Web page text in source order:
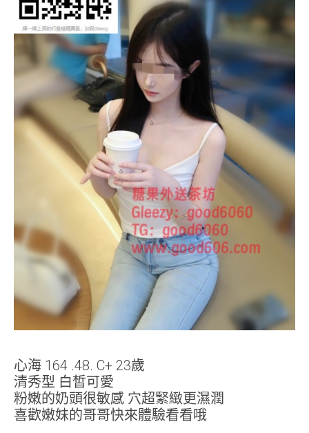
心海 164 .48. C+ 23歲
清秀型 白皙可愛
粉嫩的奶頭很敏感 穴超緊緻更濕潤
喜歡嫩妹的哥哥快來體驗看看哦